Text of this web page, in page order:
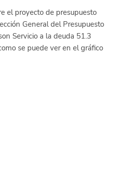
el proyecto de presupuesto
General del Presupuesto
Servicio a la deuda 51.3
se puede ver en el gráfico